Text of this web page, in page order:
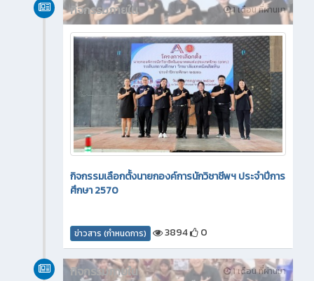
1 เดือน ที่ผ่านมา
กิจกรรมภายใน
กิจกรรมเลือกตั้งนายกองค์การนักวิชาชีพฯ ประจำปีการ
ศึกษา 2570
ข่าวสาร (กำหนดการ) 3894 0
1 เดือน ที่ผ่านมา
กิจกรรมภายใน